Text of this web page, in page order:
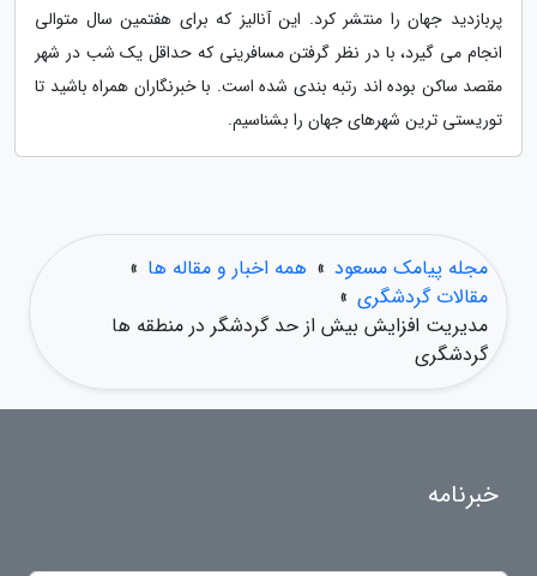
پربازدید جهان را منتشر کرد. این آنالیز که برای هفتمین سال متوالی
انجام می گیرد، با در نظر گرفتن مسافرینی که حداقل یک شب در شهر
مقصد ساکن بوده اند رتبه بندی شده است. با خبرنگاران همراه باشید تا
توریستی ترین شهرهای جهان را بشناسیم.
مجله پیامک مسعود » همه اخبار و مقاله ها »
مقالات گردشگری »
مدیریت افزایش بیش از حد گردشگر در منطقه ها
گردشگری
خبرنامه